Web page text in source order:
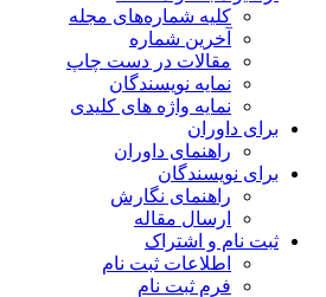
کلیه شماره‌های مجله
آخرین شماره
مقالات در دست چاپ
نمایه نویسندگان
نمایه واژه های کلیدی
برای داوران
راهنمای داوران
برای نویسندگان
راهنمای نگارش
ارسال مقاله
ثبت نام و اشتراک
اطلاعات ثبت نام
فرم ثبت نام